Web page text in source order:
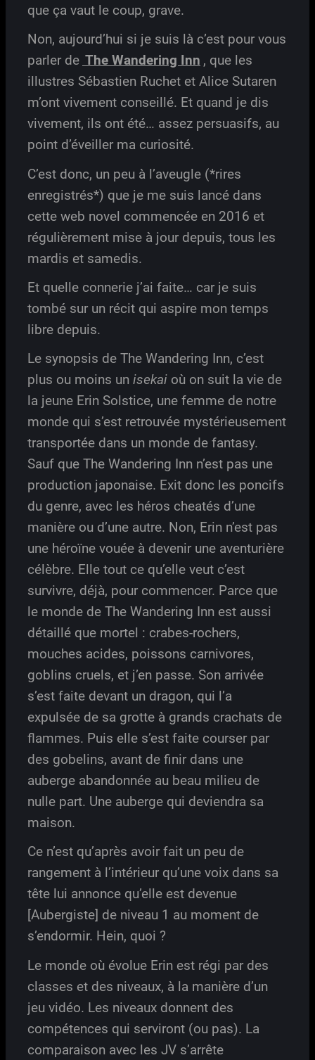
que ça vaut le coup, grave.
Non, aujourd’hui si je suis là c’est pour vous
parler de The Wandering Inn , que les
illustres Sébastien Ruchet et Alice Sutaren
m’ont vivement conseillé. Et quand je dis
vivement, ils ont été… assez persuasifs, au
point d’éveiller ma curiosité.
C’est donc, un peu à l’aveugle (*rires
enregistrés*) que je me suis lancé dans
cette web novel commencée en 2016 et
régulièrement mise à jour depuis, tous les
mardis et samedis.
Et quelle connerie j’ai faite… car je suis
tombé sur un récit qui aspire mon temps
libre depuis.
Le synopsis de The Wandering Inn, c’est
plus ou moins un isekai où on suit la vie de
la jeune Erin Solstice, une femme de notre
monde qui s’est retrouvée mystérieusement
transportée dans un monde de fantasy.
Sauf que The Wandering Inn n’est pas une
production japonaise. Exit donc les poncifs
du genre, avec les héros cheatés d’une
manière ou d’une autre. Non, Erin n’est pas
une héroïne vouée à devenir une aventurière
célèbre. Elle tout ce qu’elle veut c’est
survivre, déjà, pour commencer. Parce que
le monde de The Wandering Inn est aussi
détaillé que mortel : crabes-rochers,
mouches acides, poissons carnivores,
goblins cruels, et j’en passe. Son arrivée
s’est faite devant un dragon, qui l’a
expulsée de sa grotte à grands crachats de
flammes. Puis elle s’est faite courser par
des gobelins, avant de finir dans une
auberge abandonnée au beau milieu de
nulle part. Une auberge qui deviendra sa
maison.
Ce n’est qu’après avoir fait un peu de
rangement à l’intérieur qu’une voix dans sa
tête lui annonce qu’elle est devenue
[Aubergiste] de niveau 1 au moment de
s’endormir. Hein, quoi ?
Le monde où évolue Erin est régi par des
classes et des niveaux, à la manière d’un
jeu vidéo. Les niveaux donnent des
compétences qui serviront (ou pas). La
comparaison avec les JV s’arrête